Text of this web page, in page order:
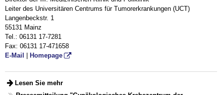
Leiter des Universitären Centrums für Tumorerkrankungen (UCT)
Langenbeckstr. 1
55131 Mainz
Tel.: 06131 17-7281
Fax: 06131 17-471658
E-Mail
Homepage
Lesen Sie mehr